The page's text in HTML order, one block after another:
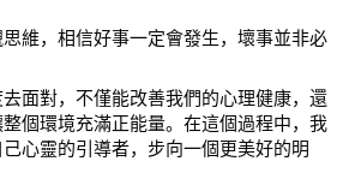
維，相信好事一定會發生，壞事並非必
面對，不僅能改善我們的心理健康，還
個環境充滿正能量。在這個過程中，我
心靈的引導者，步向一個更美好的明